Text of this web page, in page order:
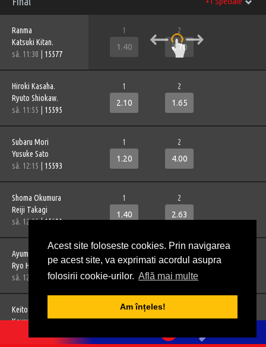
Acest site foloseste cookies. Prin navigarea
pe acest site, va exprimati acordul asupra
folosirii cookie-urilor. Află mai multe
Am înțeles!
Ranma
Katsuki Kitan.
sâ. 11:30
15577
1
1.40
2
2.70
Hiroki Kasaha.
Ryuto Shiokaw.
sâ. 11:55
15595
1
2.10
2
1.65
Subaru Mori
Yusuke Sato
sâ. 12:15
15593
1
1.20
2
4.00
Shoma Okumura
Reiji Takagi
sâ. 12:35|15601
1
1.40
2
2.63
Ayumu Yamamot.
Ryo Hirayama
sâ. 12:55
15603
2.11
1.65
Keito Yamakit.
Koyuru Tanoue
1